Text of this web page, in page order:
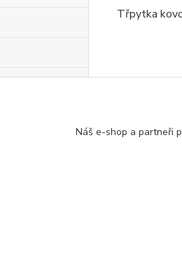
Třpytka
Zboží
Náš e-shop a partneři